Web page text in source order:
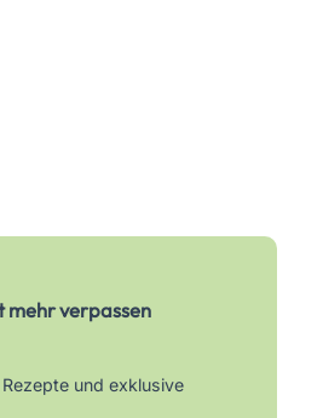
mehr verpassen
und exklusive